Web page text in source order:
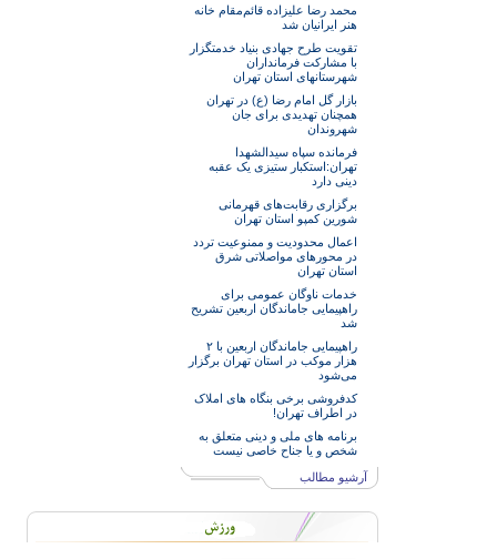
محمد رضا علیزاده قائم‌مقام خانه
هنر ایرانیان شد
تقویت طرح جهادی بنیاد خدمتگزار
با مشارکت فرمانداران
شهرستانهای استان تهران
بازار گل امام رضا (ع) در تهران
همچنان تهدیدی برای جان
شهروندان
فرمانده سپاه سیدالشهدا
تهران:استکبار ستیزی یک عقبه
دینی دارد
برگزاری رقابت‌های قهرمانی
شورین کمپو استان تهران
اعمال محدودیت و ممنوعیت تردد
در محورهای مواصلاتی شرق
استان تهران
خدمات‌ ناوگان عمومی برای
راهپیمایی جاماندگان اربعین تشریح
شد
راهپیمایی جاماندگان اربعین با ۲
هزار موکب در استان تهران برگزار
می‌شود
کدفروشی برخی بنگاه های املاک
در اطراف تهران!
برنامه های ملی و دینی متعلق به
شخص و یا جناح خاصی نیست
آرشیو مطالب